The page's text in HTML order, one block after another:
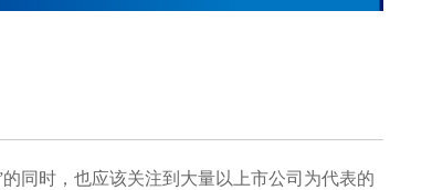
同时，也应该关注到大量以上市公司为代表的